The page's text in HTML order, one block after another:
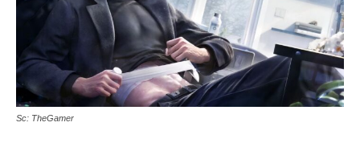
Sc: TheGamer